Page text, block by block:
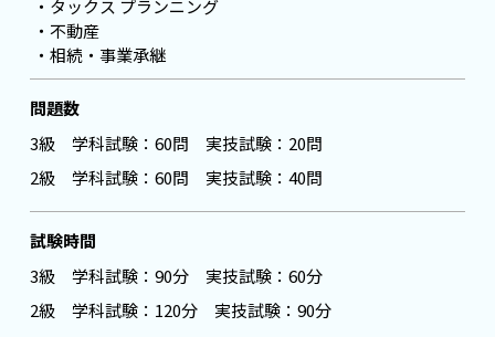
タックス プランニング
不動産
相続・事業承継
問題数
3級 学科試験：60問 実技試験：20問
2級 学科試験：60問 実技試験：40問
試験時間
3級 学科試験：90分 実技試験：60分
2級 学科試験：120分 実技試験：90分